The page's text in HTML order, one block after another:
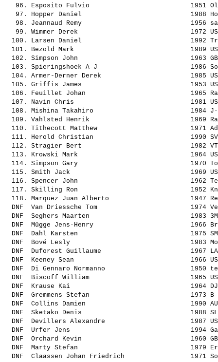
   96.
Esposito Fulvio
1951
   97.
Hopper Daniel
1988
   98.
Jeannaud Remy
1956
   99.
Wimmer Derek
1972
  100.
Larsen Daniel
1992
  101.
Bezold Mark
1989
  102.
Simpson John
1963
  103.
Spieringshoek A-J
1986
  104.
Armer-Derner Derek
1985
  105.
Griffis James
1953
  106.
Feuillet Johan
1965
  107.
Navin Chris
1981
  108.
Mishina Takahiro
1984
  109.
Vahlsted Henrik
1969
  110.
Tithecott Matthew
1971
  111.
Herold Christian
1990
  112.
Stragier Bert
1982
  113.
Krowski Mark
1964
  114.
Simpson Gary
1970
  115.
Smith Jack
1969
  116.
Spencer John
1962
  117.
Skilling Ron
1952
  118.
Marquez Juan Alberto
1947
  DNF
Van Driessche Tom
1974
  DNF
Seghers Maarten
1983
  DNF
Mügge Jens-Henry
1966
  DNF
Dahl Karsten
1975
  DNF
Bové Lesly
1983
  DNF
Duforest Guillaume
1967
  DNF
Keeney Sean
1966
  DNF
Di Gennaro Normanno
1950
  DNF
Biscoff William
1965
  DNF
Krause Kai
1964
  DNF
Gremmens Stefan
1973
  DNF
Collins Damien
1990
  DNF
Sketako Denis
1988
  DNF
Devillers Alexandre
1987
  DNF
Urfer Jens
1994
  DNF
Orchard Kevin
1960
  DNF
Marty Stefan
1979
  DNF
Claassen Johan Friedrich
1971